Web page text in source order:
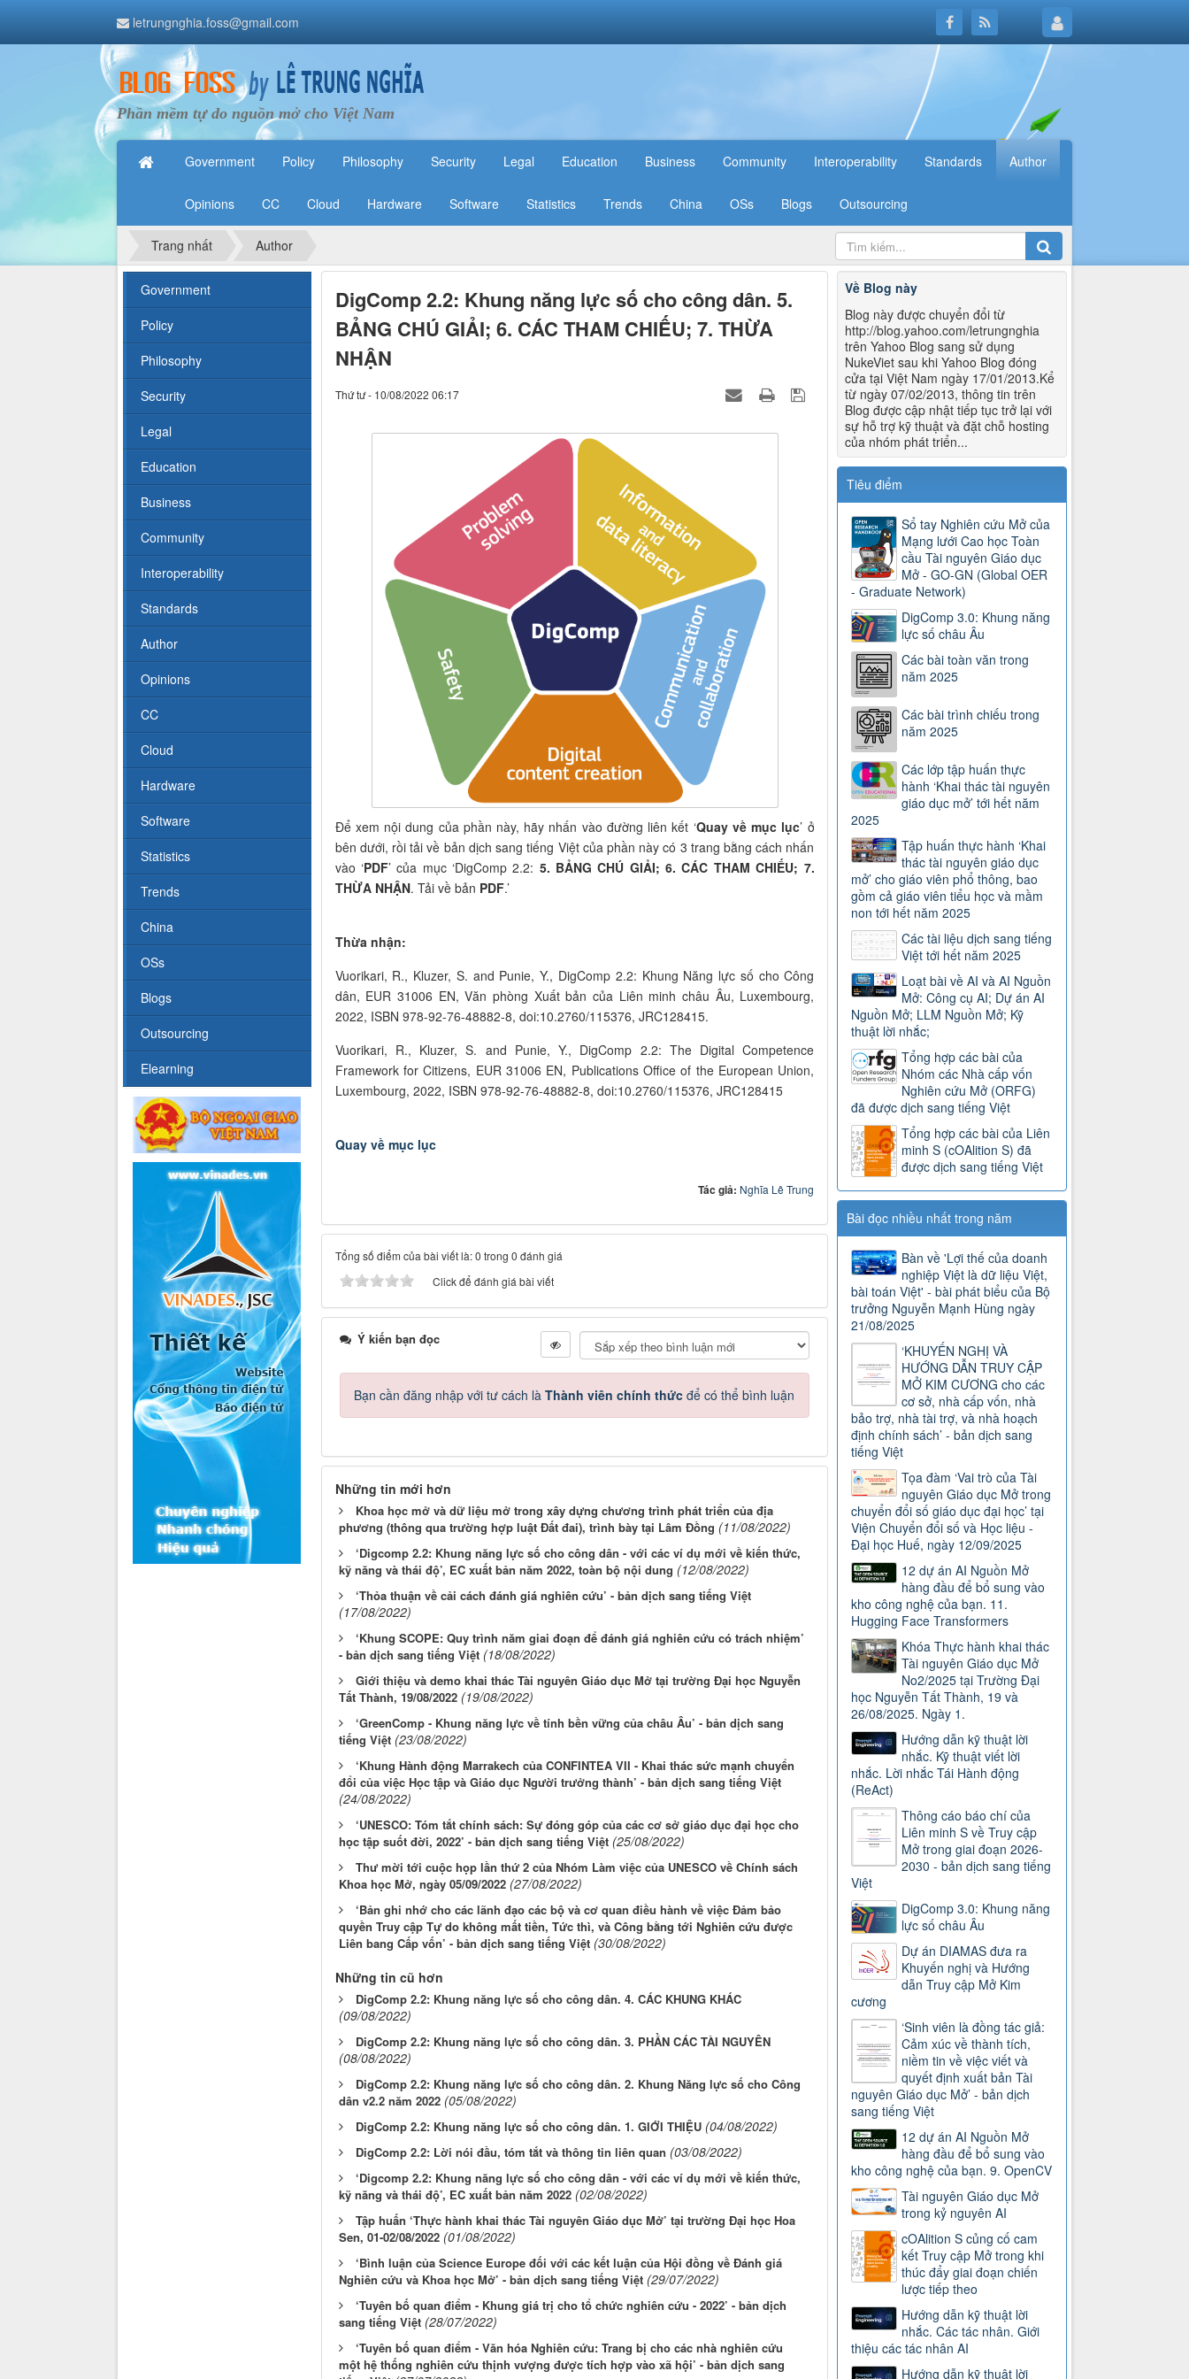
letrungnghia.foss@gmail.com
Phần mềm tự do nguồn mở cho Việt Nam
Government Policy Philosophy Security Legal Education Business Community Interoperability Standards Author
Opinions CC Cloud Hardware Software Statistics Trends China OSs Blogs Outsourcing
Trang nhất Author
DigComp 2.2: Khung năng lực số cho công dân. 5.
BẢNG CHÚ GIẢI; 6. CÁC THAM CHIẾU; 7. THỪA
NHẬN
Thứ tư - 10/08/2022 06:17
Để xem nội dung của phần này, hãy nhấn vào đường liên kết ‘Quay về mục lục’ ở
bên dưới, rồi tải về bản dịch sang tiếng Việt của phần này có 3 trang bằng cách nhấn
vào ‘PDF’ của mục ‘DigComp 2.2: 5. BẢNG CHÚ GIẢI; 6. CÁC THAM CHIẾU; 7.
THỪA NHẬN. Tải về bản PDF.’
Thừa nhận:
Vuorikari, R., Kluzer, S. and Punie, Y., DigComp 2.2: Khung Năng lực số cho Công
dân, EUR 31006 EN, Văn phòng Xuất bản của Liên minh châu Âu, Luxembourg,
2022, ISBN 978-92-76-48882-8, doi:10.2760/115376, JRC128415.
Vuorikari, R., Kluzer, S. and Punie, Y., DigComp 2.2: The Digital Competence
Framework for Citizens, EUR 31006 EN, Publications Office of the European Union,
Luxembourg, 2022, ISBN 978-92-76-48882-8, doi:10.2760/115376, JRC128415
Quay về mục lục
Tác giả: Nghĩa Lê Trung
Tổng số điểm của bài viết là: 0 trong 0 đánh giá
Click để đánh giá bài viết
Ý kiến bạn đọc
Bạn cần đăng nhập với tư cách là Thành viên chính thứcđể có thể bình luận
Những tin mới hơn
Khoa học mở và dữ liệu mở trong xây dựng chương trình phát triển của địa
phương (thông qua trường hợp luật Đất đai), trình bày tại Lâm Đồng (11/08/2022)
‘Digcomp 2.2: Khung năng lực số cho công dân - với các ví dụ mới về kiến thức,
kỹ năng và thái độ’, EC xuất bản năm 2022, toàn bộ nội dung (12/08/2022)
‘Thỏa thuận về cải cách đánh giá nghiên cứu’ - bản dịch sang tiếng Việt
(17/08/2022)
‘Khung SCOPE: Quy trình năm giai đoạn để đánh giá nghiên cứu có trách nhiệm’
- bản dịch sang tiếng Việt (18/08/2022)
Giới thiệu và demo khai thác Tài nguyên Giáo dục Mở tại trường Đại học Nguyễn
Tất Thành, 19/08/2022 (19/08/2022)
‘GreenComp - Khung năng lực về tính bền vững của châu Âu’ - bản dịch sang
tiếng Việt (23/08/2022)
‘Khung Hành động Marrakech của CONFINTEA VII - Khai thác sức mạnh chuyển
đổi của việc Học tập và Giáo dục Người trưởng thành’ - bản dịch sang tiếng Việt
(24/08/2022)
‘UNESCO: Tóm tắt chính sách: Sự đóng góp của các cơ sở giáo dục đại học cho
học tập suốt đời, 2022’ - bản dịch sang tiếng Việt (25/08/2022)
Thư mời tới cuộc họp lần thứ 2 của Nhóm Làm việc của UNESCO về Chính sách
Khoa học Mở, ngày 05/09/2022 (27/08/2022)
‘Bản ghi nhớ cho các lãnh đạo các bộ và cơ quan điều hành về việc Đảm bảo
quyền Truy cập Tự do không mất tiền, Tức thì, và Công bằng tới Nghiên cứu được
Liên bang Cấp vốn’ - bản dịch sang tiếng Việt (30/08/2022)
Những tin cũ hơn
DigComp 2.2: Khung năng lực số cho công dân. 4. CÁC KHUNG KHÁC
(09/08/2022)
DigComp 2.2: Khung năng lực số cho công dân. 3. PHẦN CÁC TÀI NGUYÊN
(08/08/2022)
DigComp 2.2: Khung năng lực số cho công dân. 2. Khung Năng lực số cho Công
dân v2.2 năm 2022 (05/08/2022)
DigComp 2.2: Khung năng lực số cho công dân. 1. GIỚI THIỆU (04/08/2022)
DigComp 2.2: Lời nói đầu, tóm tắt và thông tin liên quan (03/08/2022)
‘Digcomp 2.2: Khung năng lực số cho công dân - với các ví dụ mới về kiến thức,
kỹ năng và thái độ’, EC xuất bản năm 2022 (02/08/2022)
Tập huấn ‘Thực hành khai thác Tài nguyên Giáo dục Mở’ tại trường Đại học Hoa
Sen, 01-02/08/2022 (01/08/2022)
‘Bình luận của Science Europe đối với các kết luận của Hội đồng về Đánh giá
Nghiên cứu và Khoa học Mở’ - bản dịch sang tiếng Việt (29/07/2022)
‘Tuyên bố quan điểm - Khung giá trị cho tổ chức nghiên cứu - 2022’ - bản dịch
sang tiếng Việt (28/07/2022)
‘Tuyên bố quan điểm - Văn hóa Nghiên cứu: Trang bị cho các nhà nghiên cứu
một hệ thống nghiên cứu thịnh vượng được tích hợp vào xã hội’ - bản dịch sang
Về Blog này
Blog này được chuyển đổi từ
http://blog.yahoo.com/letrungnghia
trên Yahoo Blog sang sử dụng
NukeViet sau khi Yahoo Blog đóng
cửa tại Việt Nam ngày 17/01/2013.Kể
từ ngày 07/02/2013, thông tin trên
Blog được cập nhật tiếp tục trở lại với
sự hỗ trợ kỹ thuật và đặt chỗ hosting
của nhóm phát triển...
Tiêu điểm
Sổ tay Nghiên cứu Mở của
Mạng lưới Cao học Toàn
cầu Tài nguyên Giáo dục
Mở - GO-GN (Global OER
- Graduate Network)
DigComp 3.0: Khung năng
lực số châu Âu
Các bài toàn văn trong
năm 2025
Các bài trình chiếu trong
năm 2025
Các lớp tập huấn thực
hành ‘Khai thác tài nguyên
giáo dục mở’ tới hết năm
2025
Tập huấn thực hành ‘Khai
thác tài nguyên giáo dục
mở’ cho giáo viên phổ thông, bao
gồm cả giáo viên tiểu học và mầm
non tới hết năm 2025
Các tài liệu dịch sang tiếng
Việt tới hết năm 2025
Loạt bài về AI và AI Nguồn
Mở: Công cụ AI; Dự án AI
Nguồn Mở; LLM Nguồn Mở; Kỹ
thuật lời nhắc;
Tổng hợp các bài của
Nhóm các Nhà cấp vốn
Nghiên cứu Mở (ORFG)
đã được dịch sang tiếng Việt
Tổng hợp các bài của Liên
minh S (cOAlition S) đã
được dịch sang tiếng Việt
Bài đọc nhiều nhất trong năm
Bàn về 'Lợi thế của doanh
nghiệp Việt là dữ liệu Việt,
bài toán Việt' - bài phát biểu của Bộ
trưởng Nguyễn Mạnh Hùng ngày
21/08/2025
‘KHUYẾN NGHỊ VÀ
HƯỚNG DẪN TRUY CẬP
MỞ KIM CƯƠNG cho các
cơ sở, nhà cấp vốn, nhà
bảo trợ, nhà tài trợ, và nhà hoạch
định chính sách’ - bản dịch sang
tiếng Việt
Tọa đàm ‘Vai trò của Tài
nguyên Giáo dục Mở trong
chuyển đổi số giáo dục đại học’ tại
Viện Chuyển đổi số và Học liệu -
Đại học Huế, ngày 12/09/2025
12 dự án AI Nguồn Mở
hàng đầu để bổ sung vào
kho công nghệ của bạn. 11.
Hugging Face Transformers
Khóa Thực hành khai thác
Tài nguyên Giáo dục Mở
No2/2025 tại Trường Đại
học Nguyễn Tất Thành, 19 và
26/08/2025. Ngày 1.
Hướng dẫn kỹ thuật lời
nhắc. Kỹ thuật viết lời
nhắc. Lời nhắc Tái Hành động
(ReAct)
Thông cáo báo chí của
Liên minh S về Truy cập
Mở trong giai đoạn 2026-
2030 - bản dịch sang tiếng
Việt
DigComp 3.0: Khung năng
lực số châu Âu
Dự án DIAMAS đưa ra
Khuyến nghị và Hướng
dẫn Truy cập Mở Kim
cương
‘Sinh viên là đồng tác giả:
Cảm xúc về thành tích,
niềm tin về việc viết và
quyết định xuất bản Tài
nguyên Giáo dục Mở’ - bản dịch
sang tiếng Việt
12 dự án AI Nguồn Mở
hàng đầu để bổ sung vào
kho công nghệ của bạn. 9. OpenCV
Tài nguyên Giáo dục Mở
trong kỷ nguyên AI
cOAlition S củng cố cam
kết Truy cập Mở trong khi
thúc đẩy giai đoạn chiến
lược tiếp theo
Hướng dẫn kỹ thuật lời
nhắc. Các tác nhân. Giới
thiệu các tác nhân AI
Hướng dẫn kỹ thuật lời
Government
Policy
Philosophy
Security
Legal
Education
Business
Community
Interoperability
Standards
Author
Opinions
CC
Cloud
Hardware
Software
Statistics
Trends
China
OSs
Blogs
Outsourcing
Elearning